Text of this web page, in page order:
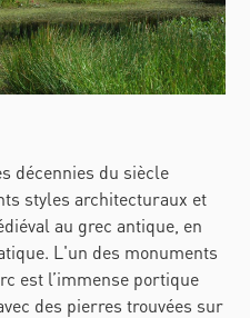
décennies du siècle
styles architecturaux et
au grec antique, en
L'un des monuments
est l’immense portique
des pierres trouvées sur